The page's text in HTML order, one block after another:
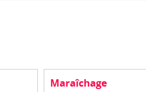
Maraîchage